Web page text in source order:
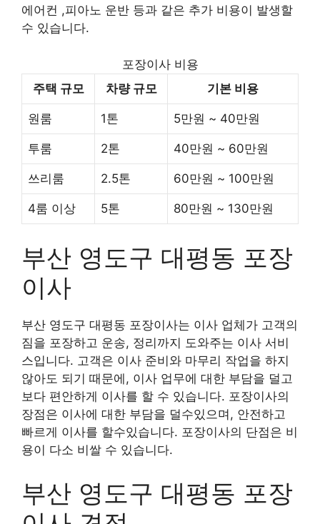
에어컨 ,피아노 운반 등과 같은 추가 비용이 발생할
수 있습니다.
포장이사 비용
주택 규모
차량 규모 기본 비용
원룸 1톤 5만원 ~ 40만원
투룸 2톤 40만원 ~ 60만원
쓰리룸 2.5톤 60만원 ~ 100만원
4룸 이상 5톤 80만원 ~ 130만원
부산 영도구 대평동 포장
이사
부산 영도구 대평동 포장이사는 이사 업체가 고객의
짐을 포장하고 운송, 정리까지 도와주는 이사 서비
스입니다. 고객은 이사 준비와 마무리 작업을 하지
않아도 되기 때문에, 이사 업무에 대한 부담을 덜고
보다 편안하게 이사를 할 수 있습니다. 포장이사의
장점은 이사에 대한 부담을 덜수있으며, 안전하고
빠르게 이사를 할수있습니다. 포장이사의 단점은 비
용이 다소 비쌀 수 있습니다.
부산 영도구 대평동 포장